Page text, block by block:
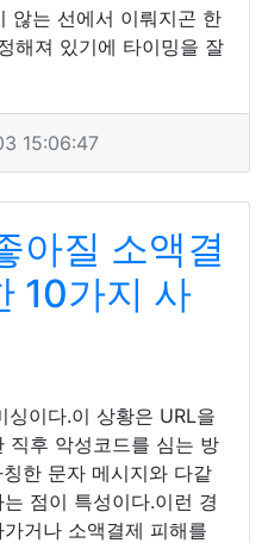
않는 선에서 이뤄지곤 한
해져 있기에 타이밍을 잘
15:06:47
아질 소액결
10가지 사
이다.이 상황은 URL을
직후 악성코드를 심는 방
한 문자 메시지와 다같
점이 특성이다.이런 경
거나 소액결제 피해를